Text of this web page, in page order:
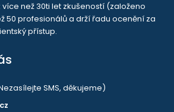
než 30ti let zkušeností (založeno
50 profesionálů a drží řadu ocenění za
přístup.
SMS, děkujeme)